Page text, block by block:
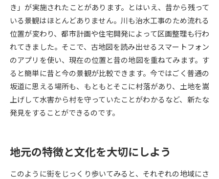
オープンキャンパス検索 実施プログラムから探す
来場型・Web型イベント特集 夢ナビライブ
受験準備 資料検索
志望校・出願校を調べる
先輩が入学を決めた理由 テレメール全国一斉進学調査
き」が実施されたことがあります。とはいえ、昔から残って
いる景観はほとんどありません。川も治水工事のため流れる
位置が変わり、都市計画や住宅開発によって区画整理も行わ
れてきました。そこで、古地図を読み出せるスマートフォン
のアプリを使い、現在の位置と昔の地図を重ねてみます。す
ると簡単に昔と今の景観が比較できます。今ではごく普通の
坂道に思える場所も、もともとそこに村落があり、土地を嵩
上げして水害から村を守っていたことがわかるなど、新たな
発見をすることができるのです。
地元の特徴と文化を大切にしよう
このように街をじっくり歩いてみると、それぞれの地域にさ